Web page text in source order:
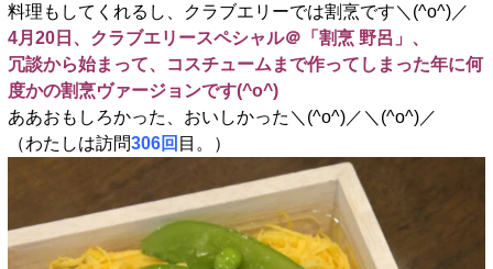
料理もしてくれるし、クラブエリーでは割烹です＼(^o^)／
4月20日、クラブエリースペシャル＠「割烹 野呂」、
冗談から始まって、コスチュームまで作ってしまった年に何
度かの割烹ヴァージョンです(^o^)
ああおもしろかった、おいしかった＼(^o^)／＼(^o^)／
（わたしは訪問306回 目。）